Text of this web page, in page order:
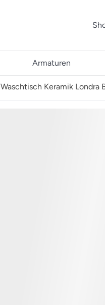
Armaturen
Waschtisch Keramik Londra